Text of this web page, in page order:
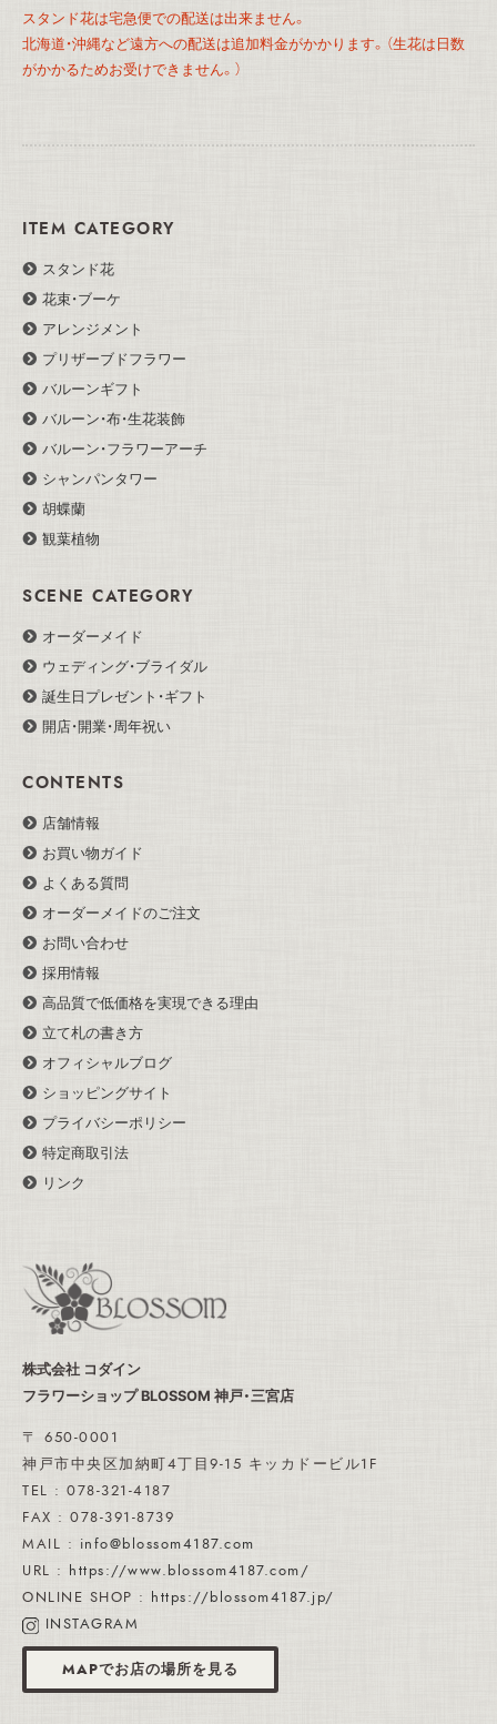
スタンド花は宅急便での配送は出来ません。
北海道・沖縄など遠方への配送は追加料金がかかります。（生花は日数
がかかるためお受けできません。）
ITEM CATEGORY
スタンド花
花束・ブーケ
アレンジメント
プリザーブドフラワー
バルーンギフト
バルーン・布・生花装飾
バルーン・フラワーアーチ
シャンパンタワー
胡蝶蘭
観葉植物
SCENE CATEGORY
オーダーメイド
ウェディング・ブライダル
誕生日プレゼント・ギフト
開店・開業・周年祝い
CONTENTS
店舗情報
お買い物ガイド
よくある質問
オーダーメイドのご注文
お問い合わせ
採用情報
高品質で低価格を実現できる理由
立て札の書き方
オフィシャルブログ
ショッピングサイト
プライバシーポリシー
特定商取引法
リンク
株式会社 コダイン
フラワーショップ BLOSSOM 神戸・三宮店
〒 650-0001
神戸市中央区加納町4丁目9-15 キッカドービル1F
TEL : 078-321-4187
FAX : 078-391-8739
MAIL : info@blossom4187.com
URL : https://www.blossom4187.com/
ONLINE SHOP : https://blossom4187.jp/
INSTAGRAM
MAPでお店の場所を見る